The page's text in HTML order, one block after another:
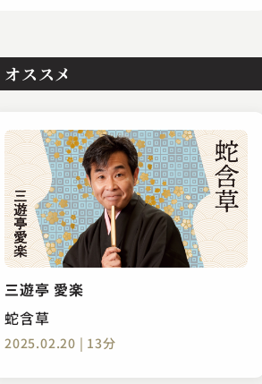
オススメ
三遊亭 愛楽
蛇含草
2025.02.20 | 13分